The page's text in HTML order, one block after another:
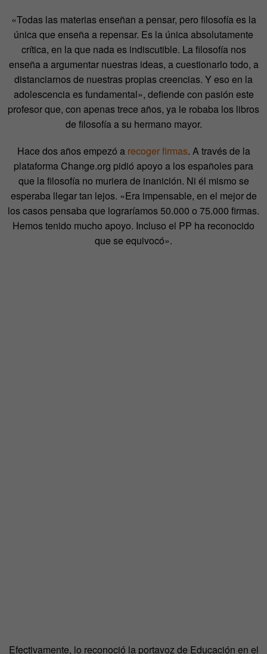
«Todas las materias enseñan a pensar, pero filosofía es la
única que enseña a repensar. Es la única absolutamente
crítica, en la que nada es indiscutible. La filosofía nos
enseña a argumentar nuestras ideas, a cuestionarlo todo, a
distanciarnos de nuestras propias creencias. Y eso en la
adolescencia es fundamental», defiende con pasión este
profesor que, con apenas trece años, ya le robaba los libros
de filosofía a su hermano mayor.
Hace dos años empezó a recoger firmas. A través de la
plataforma Change.org pidió apoyo a los españoles para
que la filosofía no muriera de inanición. Ni él mismo se
esperaba llegar tan lejos. «Era impensable, en el mejor de
los casos pensaba que lograríamos 50.000 o 75.000 firmas.
Hemos tenido mucho apoyo. Incluso el PP ha reconocido
que se equivocó».
Efectivamente, lo reconoció la portavoz de Educación en el